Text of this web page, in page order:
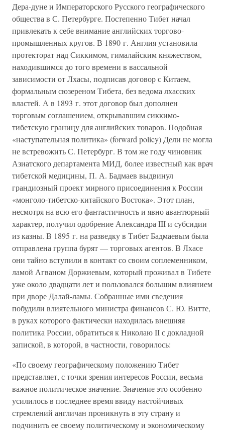
Дера-дуне и Императорского Русского географического
общества в С. Петербурге. Постепенно Тибет начал
привлекать к себе внимание английских торгово-
промышленных кругов. В 1890 г. Англия установила
протекторат над Сиккимом, гималайским княжеством,
находившимся до того времени в вассальной
зависимости от Лхасы, подписав договор с Китаем,
формальным сюзереном Тибета, без ведома лхасских
властей. А в 1893 г. этот договор был дополнен
торговым соглашением, открывавшим сиккимо-
тибетскую границу для английских товаров. Подобная
«наступательная политика» (forward policy) Дели не могла
не встревожить С. Петербург. В том же году чиновник
Азиатского департамента МИД, более известный как врач
тибетской медицины, П. А. Бадмаев выдвинул
грандиозный проект мирного присоединения к России
«монголо-тибетско-китайского Востока». Этот план,
несмотря на всю его фантастичность и явно авантюрный
характер, получил одобрение Александра III и субсидии
из казны. В 1895 г. на разведку в Тибет Бадмаевым была
отправлена группа бурят — торговых агентов. В Лхасе
они тайно вступили в контакт со своим соплеменником,
ламой Агваном Доржиевым, который проживал в Тибете
уже около двадцати лет и пользовался большим влиянием
при дворе Далай-ламы. Собранные ими сведения
побудили влиятельного министра финансов С. Ю. Витте,
в руках которого фактически находилась внешняя
политика России, обратиться к Николаю II с докладной
запиской, в которой, в частности, говорилось:
«По своему географическому положению Тибет
представляет, с точки зрения интересов России, весьма
важное политическое значение. Значение это особенно
усилилось в последнее время ввиду настойчивых
стремлений англичан проникнуть в эту страну и
подчинить ее своему политическому и экономическому